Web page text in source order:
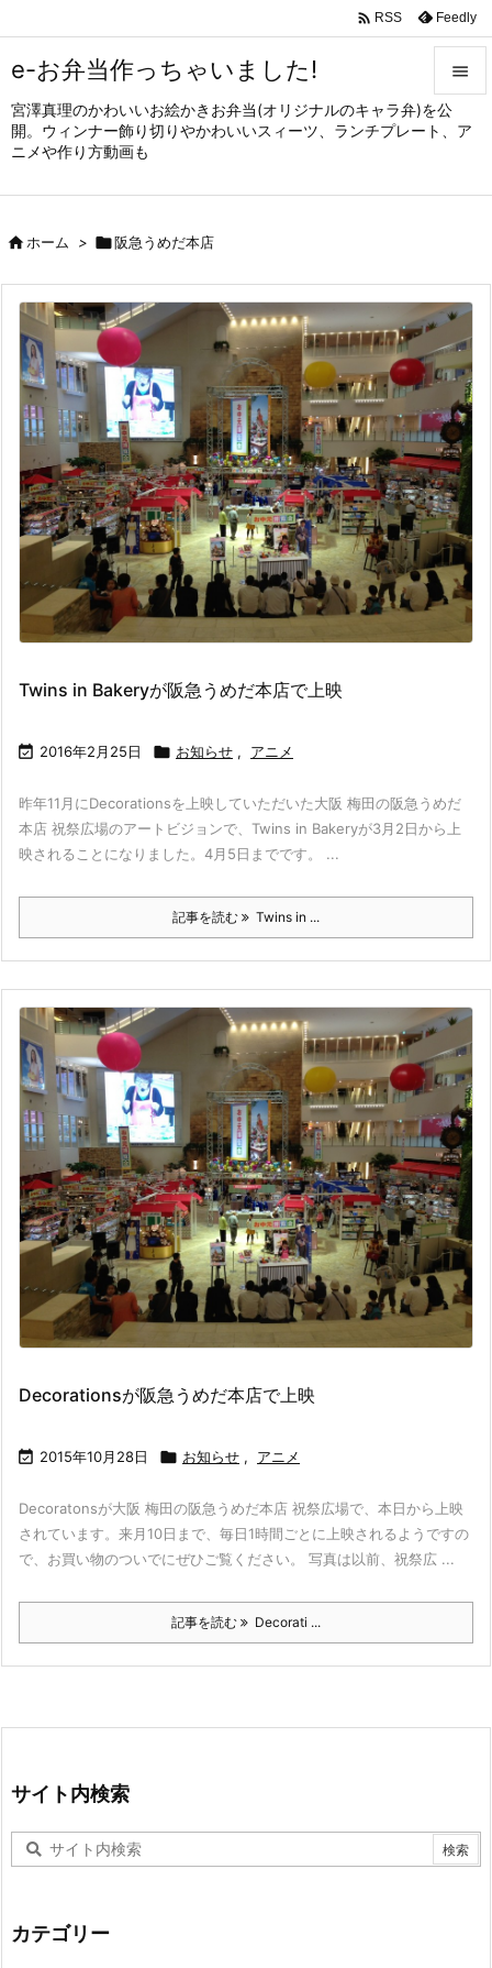
e-お弁当作っちゃいました!
宮澤真理のかわいいお絵かきお弁当(オリジナルのキャラ弁)を公
開。ウィンナー飾り切りやかわいいスィーツ、ランチプレート、ア
ニメや作り方動画も


メニュ
サイド

次へ

検索
 RSS Feedly
ホーム > 阪急うめだ本店
Twins in Bakeryが阪急うめだ本店で上映
 2016年2月25日  お知らせ , アニメ
昨年11月にDecorationsを上映していただいた大阪 梅田の阪急うめだ
本店 祝祭広場のアートビジョンで、Twins in Bakeryが3月2日から上
映されることになりました。4月5日までです。 ...
記事を読む Twins in ...
Decorationsが阪急うめだ本店で上映
 2015年10月28日  お知らせ , アニメ
Decoratonsが大阪 梅田の阪急うめだ本店 祝祭広場で、本日から上映
されています。来月10日まで、毎日1時間ごとに上映されるようですの
で、お買い物のついでにぜひご覧ください。 写真は以前、祝祭広 ...
記事を読む Decorati ...
サイト内検索
カテゴリー